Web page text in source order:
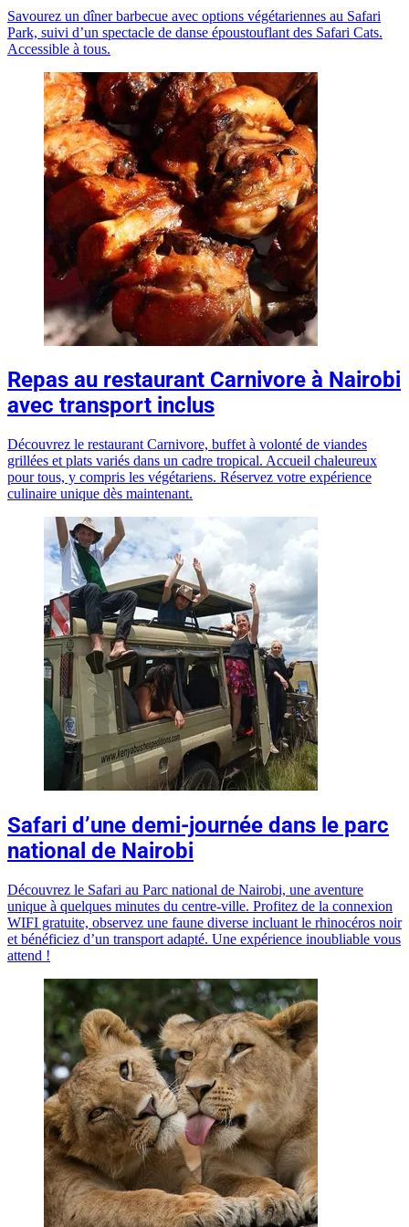
Savourez un dîner barbecue avec options végétariennes au Safari
Park, suivi d’un spectacle de danse époustouflant des Safari Cats.
Accessible à tous.
Repas au restaurant Carnivore à Nairobi
avec transport inclus
Découvrez le restaurant Carnivore, buffet à volonté de viandes
grillées et plats variés dans un cadre tropical. Accueil chaleureux
pour tous, y compris les végétariens. Réservez votre expérience
culinaire unique dès maintenant.
Safari d’une demi-journée dans le parc
national de Nairobi
Découvrez le Safari au Parc national de Nairobi, une aventure
unique à quelques minutes du centre-ville. Profitez de la connexion
WIFI gratuite, observez une faune diverse incluant le rhinocéros noir
et bénéficiez d’un transport adapté. Une expérience inoubliable vous
attend !